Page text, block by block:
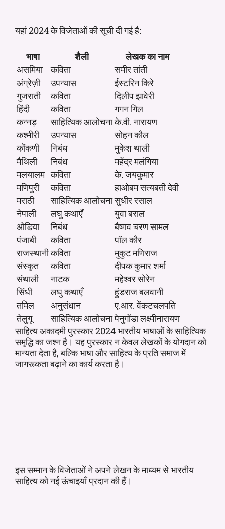
यहां 2024 के विजेताओं की सूची दी गई है:
भाषा शैली
लेखक का नाम
असमिया
कविता
समीर तांती
अंग्रेज़ी
उपन्यास
ईस्टरिन किरे
गुजराती
कविता
दिलीप झावेरी
हिंदी
कविता
गगन गिल
कन्नड़
साहित्यिक आलोचनाके.वी. नारायण
कश्मीरी
उपन्यास
सोहन कौल
कोंकणी
निबंध
मुकेश थाली
मैथिली
निबंध
महेंद्र मलंगिया
मलयालम कविता
के. जयकुमार
मणिपुरी
कविता
हाओबम सत्यबती देवी
मराठी
साहित्यिक आलोचनासुधीर रसाल
नेपाली
लघु कथाएँ
युवा बराल
ओडिया
निबंध
बैष्णव चरण सामल
पंजाबी
कविता
पॉल कौर
राजस्थानीकविता
मुकुट मणिराज
संस्कृत
कविता
दीपक कुमार शर्मा
संथाली
नाटक
महेश्वर सोरेन
सिंधी
लघु कथाएँ
हुंडराज बलवानी
तमिल
अनुसंधान
ए.आर. वेंकटचलपति
तेलुगू
साहित्यिक आलोचनापेनुगोंडा लक्ष्मीनारायण
साहित्य अकादमी पुरस्कार 2024 भारतीय भाषाओं के साहित्यिक
समृद्धि का जश्न है। यह पुरस्कार न केवल लेखकों के योगदान को
मान्यता देता है, बल्कि भाषा और साहित्य के प्रति समाज में
जागरूकता बढ़ाने का कार्य करता है।
इस सम्मान के विजेताओं ने अपने लेखन के माध्यम से भारतीय
साहित्य को नई ऊंचाइयाँ प्रदान की हैं।